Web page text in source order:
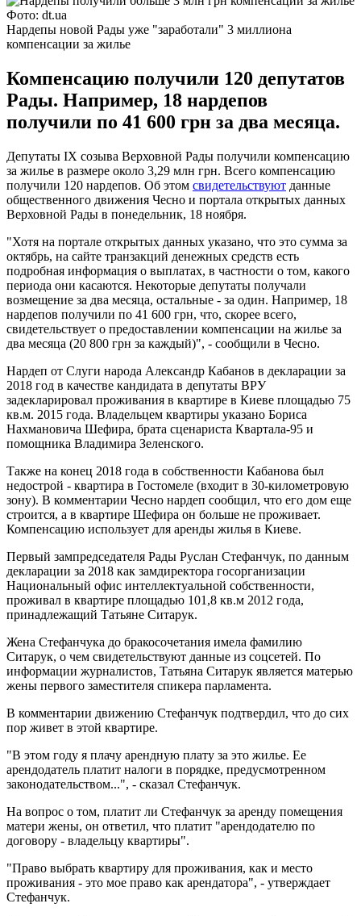
Фото: dt.ua
Нардепы новой Рады уже "заработали" 3 миллиона
компенсации за жилье
Компенсацию получили 120 депутатов
Рады. Например, 18 нардепов
получили по 41 600 грн за два месяца.
Депутаты IX созыва Верховной Рады получили компенсацию
за жилье в размере около 3,29 млн грн. Всего компенсацию
получили 120 нардепов. Об этом свидетельствуют данные
общественного движения Чесно и портала открытых данных
Верховной Рады в понедельник, 18 ноября.
"Хотя на портале открытых данных указано, что это сумма за
октябрь, на сайте транзакций денежных средств есть
подробная информация о выплатах, в частности о том, какого
периода они касаются. Некоторые депутаты получали
возмещение за два месяца, остальные - за один. Например, 18
нардепов получили по 41 600 грн, что, скорее всего,
свидетельствует о предоставлении компенсации на жилье за
два месяца (20 800 грн за каждый)", - сообщили в Чесно.
Нардеп от Слуги народа Александр Кабанов в декларации за
2018 год в качестве кандидата в депутаты ВРУ
задекларировал проживания в квартире в Киеве площадью 75
кв.м. 2015 года. Владельцем квартиры указано Бориса
Нахмановича Шефира, брата сценариста Квартала-95 и
помощника Владимира Зеленского.
Также на конец 2018 года в собственности Кабанова был
недострой - квартира в Гостомеле (входит в 30-километровую
зону). В комментарии Чесно нардеп сообщил, что его дом еще
строится, а в квартире Шефира он больше не проживает.
Компенсацию использует для аренды жилья в Киеве.
Первый зампредседателя Рады Руслан Стефанчук, по данным
декларации за 2018 как замдиректора госорганизации
Национальный офис интеллектуальной собственности,
проживал в квартире площадью 101,8 кв.м 2012 года,
принадлежащий Татьяне Ситарук.
Жена Стефанчука до бракосочетания имела фамилию
Ситарук, о чем свидетельствуют данные из соцсетей. По
информации журналистов, Татьяна Ситарук является матерью
жены первого заместителя спикера парламента.
В комментарии движению Стефанчук подтвердил, что до сих
пор живет в этой квартире.
"В этом году я плачу арендную плату за это жилье. Ее
арендодатель платит налоги в порядке, предусмотренном
законодательством...", - сказал Стефанчук.
На вопрос о том, платит ли Стефанчук за аренду помещения
матери жены, он ответил, что платит "арендодателю по
договору - владельцу квартиры".
"Право выбрать квартиру для проживания, как и место
проживания - это мое право как арендатора", - утверждает
Стефанчук.